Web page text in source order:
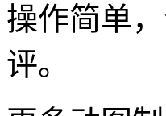
操作简单
评。